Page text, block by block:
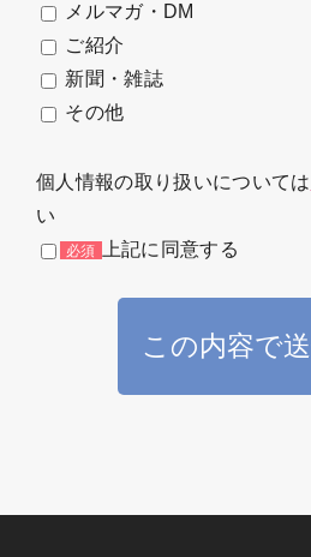
メルマガ・DM
ご紹介
新聞・雑誌
その他
個人情報の取り扱いについては
い
上記に同意する